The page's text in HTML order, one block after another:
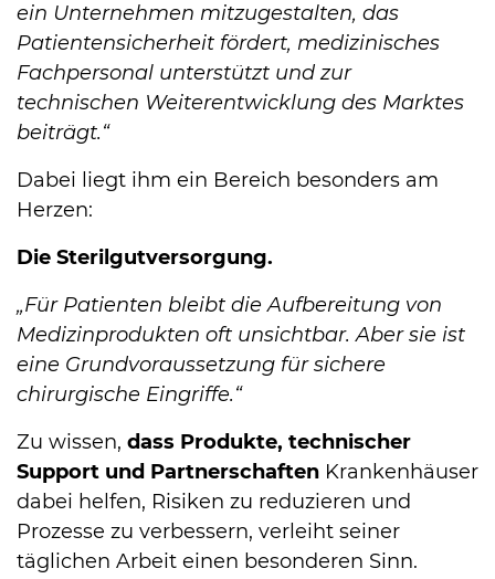
ein Unternehmen mitzugestalten, das
Patientensicherheit fördert, medizinisches
Fachpersonal unterstützt und zur
technischen Weiterentwicklung des Marktes
beiträgt.“
Dabei liegt ihm ein Bereich besonders am
Herzen:
Die Sterilgutversorgung.
„Für Patienten bleibt die Aufbereitung von
Medizinprodukten oft unsichtbar. Aber sie ist
eine Grundvoraussetzung für sichere
chirurgische Eingriffe.“
Zu wissen, dass Produkte, technischer
Support und Partnerschaften Krankenhäuser
dabei helfen, Risiken zu reduzieren und
Prozesse zu verbessern, verleiht seiner
täglichen Arbeit einen besonderen Sinn.